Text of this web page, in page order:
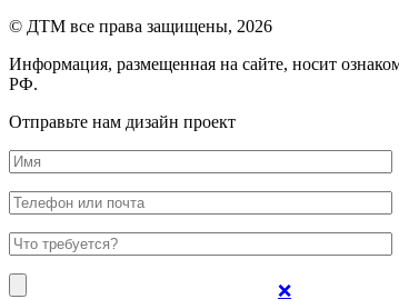
© ДТМ все права защищены, 2026
Информация, размещенная на сайте, носит
РФ.
Отправьте нам дизайн проект
❌